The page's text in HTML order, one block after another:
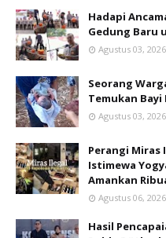
Hadapi
Gedung Baru
Agustus 03, 2026
Seorang
Temukan Bayi
Agustus 03, 2026
Perangi Miras
Istimewa
Amankan
Agustus 06, 2026
Hasil